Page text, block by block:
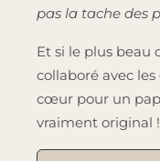
pas la tache des
Et si le plus beau
collaboré avec
cœur pour un
vraiment original !